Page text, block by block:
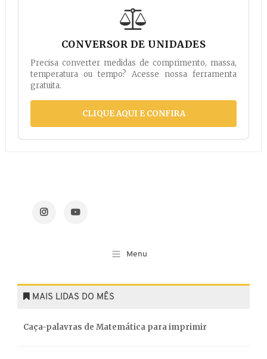
CONVERSOR DE UNIDADES
Precisa converter medidas de comprimento, massa,
temperatura ou tempo? Acesse nossa ferramenta
gratuita.
CLIQUE AQUI E CONFIRA
MAIS LIDAS DO MÊS
Caça-palavras de Matemática para imprimir